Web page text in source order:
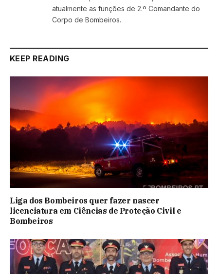
atualmente as funções de 2.º Comandante do
Corpo de Bombeiros.
KEEP READING
Liga dos Bombeiros quer fazer nascer
licenciatura em Ciências de Proteção Civil e
Bombeiros